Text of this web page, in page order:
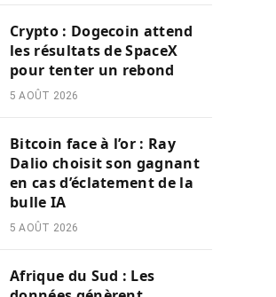
Crypto : Dogecoin attend
les résultats de SpaceX
pour tenter un rebond
5 AOÛT 2026
Bitcoin face à l’or : Ray
Dalio choisit son gagnant
en cas d’éclatement de la
bulle IA
5 AOÛT 2026
Afrique du Sud : Les